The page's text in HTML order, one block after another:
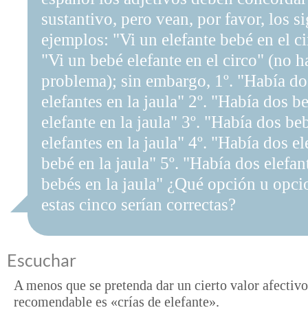
sustantivo, pero vean, por favor, los
ejemplos: "Vi un elefante bebé en el
"Vi un bebé elefante en el circo" (no
problema); sin embargo, 1º. "Había
elefantes en la jaula" 2º. "Había dos
elefante en la jaula" 3º. "Había dos
elefantes en la jaula" 4º. "Había dos
bebé en la jaula" 5º. "Había dos
bebés en la jaula" ¿Qué opción u
estas cinco serían correctas?
Escuchar
A menos que se pretenda dar un cierto valor
recomendable es «crías de elefante».